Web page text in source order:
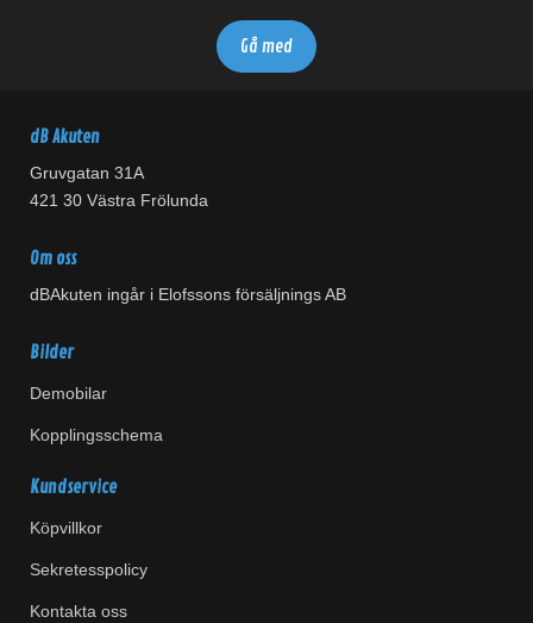
dB Akuten
Gruvgatan 31A
421 30 Västra Frölunda
Om oss
dBAkuten ingår i Elofssons försäljnings AB
Bilder
Demobilar
Kopplingsschema
Kundservice
Köpvillkor
Sekretesspolicy
Kontakta oss